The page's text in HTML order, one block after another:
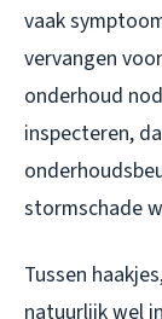
vaak
vervangen
onderhoud
inspecteren,
stormschade
Tussen
natuurlijk wel